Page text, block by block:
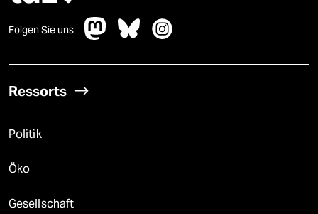
Folgen Sie uns
Ressorts
Politik
Öko
Gesellschaft